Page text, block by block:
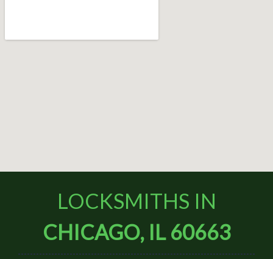
LOCKSMITHS IN
CHICAGO, IL 60663